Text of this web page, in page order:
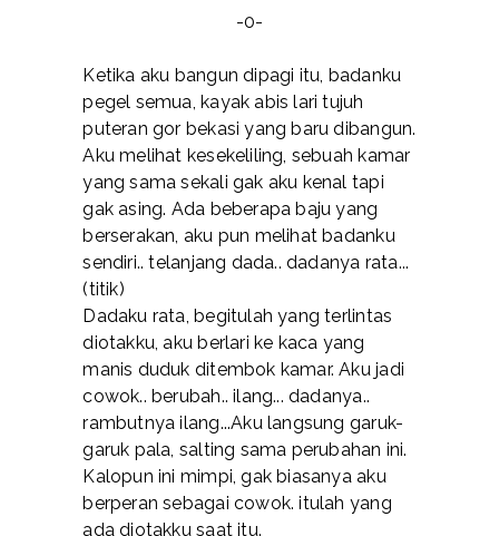
-0-
Ketika aku bangun dipagi itu, badanku
pegel semua, kayak abis lari tujuh
puteran gor bekasi yang baru dibangun.
Aku melihat kesekeliling, sebuah kamar
yang sama sekali gak aku kenal tapi
gak asing. Ada beberapa baju yang
berserakan, aku pun melihat badanku
sendiri.. telanjang dada.. dadanya rata...
(titik)
Dadaku rata, begitulah yang terlintas
diotakku, aku berlari ke kaca yang
manis duduk ditembok kamar. Aku jadi
cowok.. berubah.. ilang... dadanya..
rambutnya ilang...Aku langsung garuk-
garuk pala, salting sama perubahan ini.
Kalopun ini mimpi, gak biasanya aku
berperan sebagai cowok. itulah yang
ada diotakku saat itu.